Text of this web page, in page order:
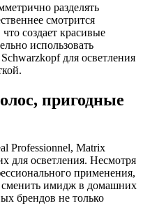
разделять
смотрится
создает красивые
использовать
для осветления
пригодные
Professionnel, Matrix
для осветления. Несмотря
применения,
имидж в домашних
брендов не только